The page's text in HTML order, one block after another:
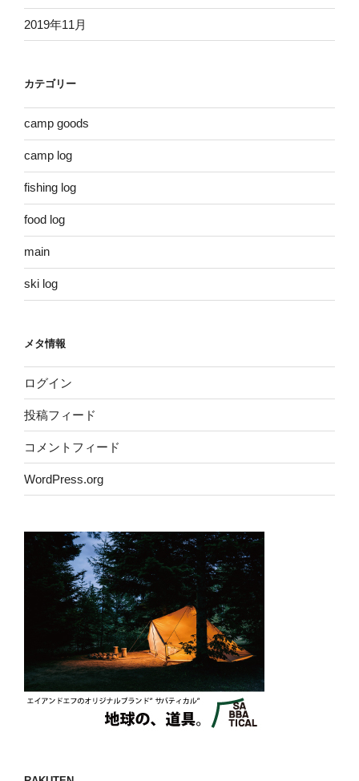
2019年11月
カテゴリー
camp goods
camp log
fishing log
food log
main
ski log
メタ情報
ログイン
投稿フィード
コメントフィード
WordPress.org